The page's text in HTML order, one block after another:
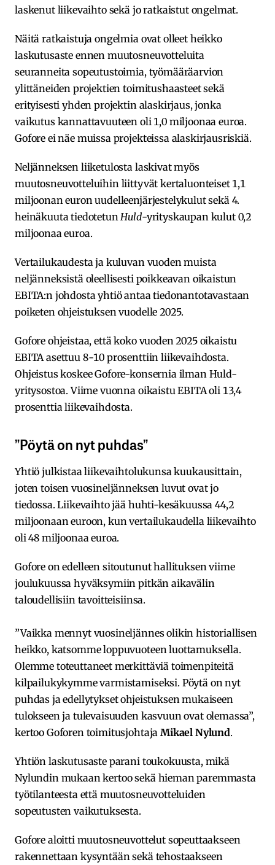
laskenut liikevaihto sekä jo ratkaistut ongelmat.
Näitä ratkaistuja ongelmia ovat olleet heikko
laskutusaste ennen muutosneuvotteluita
seuranneita sopeutustoimia, työmääräarvion
ylittäneiden projektien toimitushaasteet sekä
erityisesti yhden projektin alaskirjaus, jonka
vaikutus kannattavuuteen oli 1,0 miljoonaa euroa.
Gofore ei näe muissa projekteissa alaskirjausriskiä.
Neljänneksen liiketulosta laskivat myös
muutosneuvotteluihin liittyvät kertaluonteiset 1,1
miljoonan euron uudelleenjärjestelykulut sekä 4.
heinäkuuta tiedotetun Huld-yrityskaupan kulut 0,2
miljoonaa euroa.
Vertailukaudesta ja kuluvan vuoden muista
neljänneksistä oleellisesti poikkeavan oikaistun
EBITA:n johdosta yhtiö antaa tiedonantotavastaan
poiketen ohjeistuksen vuodelle 2025.
Gofore ohjeistaa, että koko vuoden 2025 oikaistu
EBITA asettuu 8-10 prosenttiin liikevaihdosta.
Ohjeistus koskee Gofore-konsernia ilman Huld-
yritysostoa. Viime vuonna oikaistu EBITA oli 13,4
prosenttia liikevaihdosta.
”Pöytä on nyt puhdas”
Yhtiö julkistaa liikevaihtolukunsa kuukausittain,
joten toisen vuosineljänneksen luvut ovat jo
tiedossa. Liikevaihto jää huhti-kesäkuussa 44,2
miljoonaan euroon, kun vertailukaudella liikevaihto
oli 48 miljoonaa euroa.
Gofore on edelleen sitoutunut hallituksen viime
joulukuussa hyväksymiin pitkän aikavälin
taloudellisiin tavoitteisiinsa.
”Vaikka mennyt vuosineljännes olikin historiallisen
heikko, katsomme loppuvuoteen luottamuksella.
Olemme toteuttaneet merkittäviä toimenpiteitä
kilpailukykymme varmistamiseksi. Pöytä on nyt
puhdas ja edellytykset ohjeistuksen mukaiseen
tulokseen ja tulevaisuuden kasvuun ovat olemassa”,
kertoo Goforen toimitusjohtajaMikael Nylund.
Yhtiön laskutusaste parani toukokuusta, mikä
Nylundin mukaan kertoo sekä hieman paremmasta
työtilanteesta että muutosneuvotteluiden
sopeutusten vaikutuksesta.
Gofore aloitti muutosneuvottelut sopeuttaakseen
rakennettaan kysyntään sekä tehostaakseen